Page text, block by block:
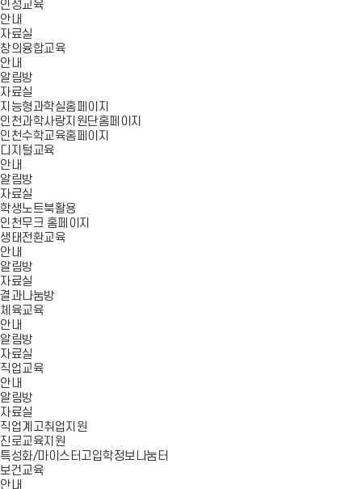
인성교육
안내
자료실
창의융합교육
안내
알림방
자료실
지능형과학실홈페이지
인천과학사랑지원단홈페이지
인천수학교육홈페이지
디지털교육
안내
알림방
자료실
학생노트북활용
인천무크 홈페이지
생태전환교육
안내
알림방
자료실
결과나눔방
체육교육
안내
알림방
자료실
직업교육
안내
알림방
자료실
직업계고취업지원
진로교육지원
특성화/마이스터고입학정보나눔터
보건교육
안내